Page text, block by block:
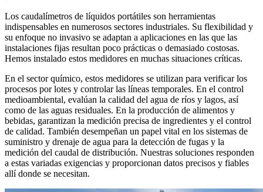
Los caudalímetros de líquidos portátiles son herramientas
indispensables en numerosos sectores industriales. Su flexibilidad y
su enfoque no invasivo se adaptan a aplicaciones en las que las
instalaciones fijas resultan poco prácticas o demasiado costosas.
Hemos instalado estos medidores en muchas situaciones críticas.
En el sector químico, estos medidores se utilizan para verificar los
procesos por lotes y controlar las líneas temporales. En el control
medioambiental, evalúan la calidad del agua de ríos y lagos, así
como de las aguas residuales. En la producción de alimentos y
bebidas, garantizan la medición precisa de ingredientes y el control
de calidad. También desempeñan un papel vital en los sistemas de
suministro y drenaje de agua para la detección de fugas y la
medición del caudal de distribución. Nuestras soluciones responden
a estas variadas exigencias y proporcionan datos precisos y fiables
allí donde se necesitan.